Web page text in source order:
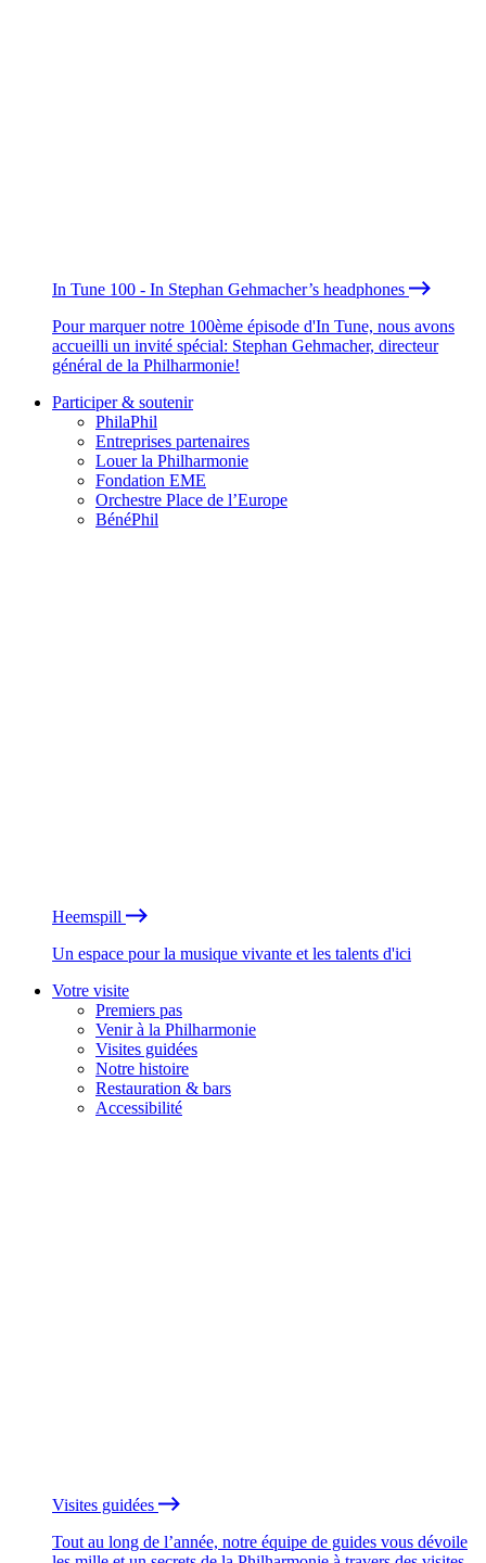
In Tune 100 - In Stephan Gehmacher’s headphones
Pour marquer notre 100ème épisode d'In Tune, nous avons
accueilli un invité spécial: Stephan Gehmacher, directeur
général de la Philharmonie!
Participer & soutenir
PhilaPhil
Entreprises partenaires
Louer la Philharmonie
Fondation EME
Orchestre Place de l’Europe
BénéPhil
Heemspill
Un espace pour la musique vivante et les talents d'ici
Votre visite
Premiers pas
Venir à la Philharmonie
Visites guidées
Notre histoire
Restauration & bars
Accessibilité
Visites guidées
Tout au long de l’année, notre équipe de guides vous dévoile